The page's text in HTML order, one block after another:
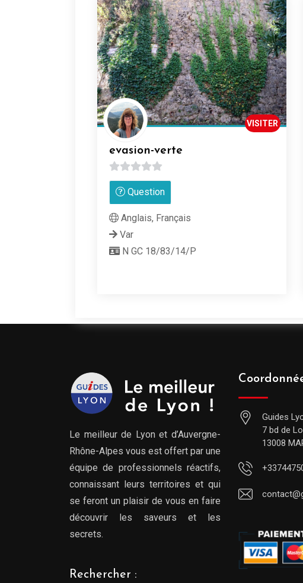
evasion-verte
0
sur Question
VISITER
Anglais, Français
Var
N GC 18/83/14/P
Le meilleur de Lyon et d’Auvergne-
Rhône-Alpes vous est offert par une
équipe de professionnels réactifs,
connaissant leurs territoires et qui
se feront un plaisir de vous en faire
découvrir les saveurs et les
secrets.
Rechercher :
Guides
7 bd de
13008